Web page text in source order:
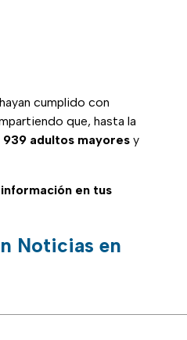
cumplido con
que, hasta la
939 adultos mayores y
en tus
Noticias en